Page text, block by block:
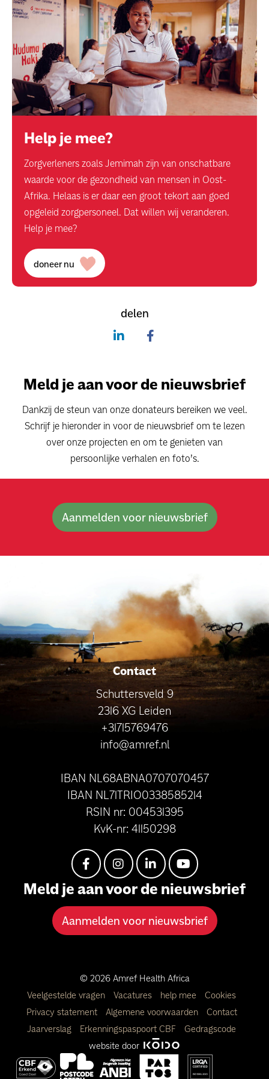
Help je mee?
Zorgverleners zoals Jemimah zijn van onschatbare
waarde voor de gezondheid van mensen in Oost-
Afrika. Helaas is er daar een groot tekort aan goed
opgeleid zorgpersoneel. Dat willen wij veranderen.
Help je mee?
doneer nu
delen
Meld je aan voor de nieuwsbrief
Dankzij de steun van onze donateurs bereiken we veel.
Schrijf je hieronder in voor de nieuwsbrief om te lezen
over onze projecten en om te genieten van
persoonlijke verhalen en foto’s.
Aanmelden voor nieuwsbrief
Contact
Schuttersveld 9
2316 XG Leiden
+31715769476
info@amref.nl
IBAN NL68ABNA0707070457
IBAN NL71TRIO0338585214
RSIN nr: 004531395
KvK-nr: 41150298
Meld je aan voor de nieuwsbrief
Aanmelden voor nieuwsbrief
© 2026 Amref Health Africa
Veelgestelde vragen
Vacatures help mee
Cookies
Privacy statement
Algemene voorwaarden
Contact
Jaarverslag
Erkenningspaspoort CBF
Gedragscode
website door